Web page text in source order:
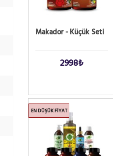
Makador - Küçük Seti
2998₺
EN DÜŞÜK FIYAT